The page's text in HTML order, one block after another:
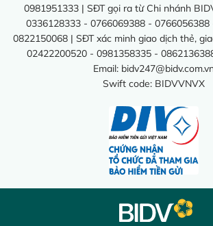
0981951333 | SĐT gọi ra từ Chi nhánh
0336128333 - 0766069388 -
0822150068 | SĐT xác minh giao dịch thẻ,
02422200520 - 0981358335 -
Email:
Swift code: BIDVVNVX